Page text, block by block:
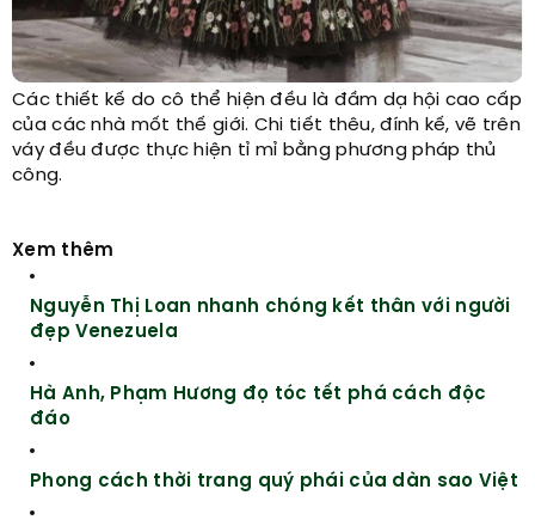
Các thiết kế do cô thể hiện đều là đầm dạ hội cao cấp
của các nhà mốt thế giới. Chi tiết thêu, đính kế, vẽ trên
váy đều được thực hiện tỉ mỉ bằng phương pháp thủ
công.
Xem thêm
Nguyễn Thị Loan nhanh chóng kết thân với người
đẹp Venezuela
Hà Anh, Phạm Hương đọ tóc tết phá cách độc
đáo
Phong cách thời trang quý phái của dàn sao Việt